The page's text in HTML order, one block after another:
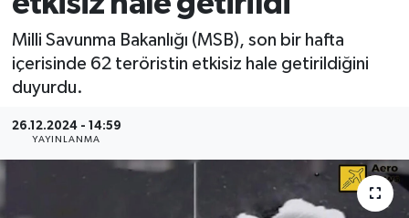
Milli Savunma Bakanlığı (MSB), son bir hafta
içerisinde 62 teröristin etkisiz hale getirildiğini
duyurdu.
26.12.2024 - 14:59
YAYINLANMA